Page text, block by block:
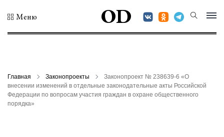
Меню OD
Главная Законопроекты
Законопроект № 238639-6 «О
внесении изменений в отдельные законодательные акты Российской
Федерации по вопросам участия граждан в охране общественного
порядка»